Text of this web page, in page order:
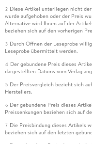
2 Diese Artikel unterliegen nicht
wurde aufgehoben oder der Preis
Alternative wird Ihnen auf der
beziehen sich auf den vorherigen
3 Durch Öffnen der Leseprobe
Leseprobe übermittelt werden.
4 Der gebundene Preis dieses
dargestellten Datums vom Verlag
5 Der Preisvergleich bezieht sich
Herstellers.
6 Der gebundene Preis dieses
Preissenkungen beziehen sich auf
7 Die Preisbindung dieses Artikels
beziehen sich auf den letzten